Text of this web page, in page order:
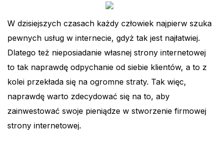
W dzisiejszych czasach każdy człowiek najpierw szuka
pewnych usług w internecie, gdyż tak jest najłatwiej.
Dlatego też nieposiadanie własnej strony internetowej
to tak naprawdę odpychanie od siebie klientów, a to z
kolei przekłada się na ogromne straty. Tak więc,
naprawdę warto zdecydować się na to, aby
zainwestować swoje pieniądze w stworzenie firmowej
strony internetowej.